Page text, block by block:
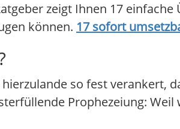
zeigt Ihnen 17
können. 17 sofort
so fest verankert,
Prophezeiung: